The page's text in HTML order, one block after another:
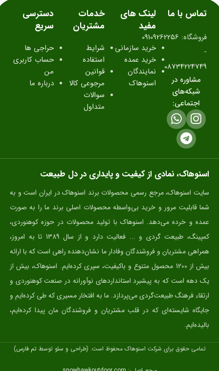
تماس با ما
فروشگاه: 09109262256
-
08734224749
مشاوره در
شبکه‌های
اجتماعی:
لینک های
مفید
خرید سازمانی
خرید عمده
نمایندگان
اسنوهاک
خدمات
مشتریان
شرایط
استفاده
قوانین
مرجوعی کالا
سوالات
متداول
دسترسی
سریع
حراجی ها
حساب کاربری
من
درباره ما
اسنوهاک، نمادی از کیفیت و پایداری در دل طبیعت
سایت اسنوهاک، مرجع رسمی محصولات برند اسنوهاک در ایران است و به
شما قابلیت مرور و خرید بی‌واسطه محصولات اصلی برند ما را به صورت
عمده و خرده می‌دهد. اسنوهاک با تولید محصولات در حوزه کوهنوردی،
کمپینگ، طبیعت گردی و ... فعالیت دارد و از سال 1389 تا به امروز،
همراهی مشتریان و فروشندگان وفادار ما نشان‌دهنده راهی است که با ارائه
بیش از 1200 محصول متنوع و باکیفیت، سپری کرده‌ایم. اسنوهاک، بیش از
یک دهه است که به پیشبرد استانداردهای نوآورانه در صنعت کوهنوردی و
ارتقاء فرهنگ طبیعت‌گردی می‌پردازد. ما به افتخار مسیری که طی کرده‌ایم و
جایگاه شایسته‌ای که در قلب مشتریان و فروشندگان مان پیدا کرده‌ایم،
بالیده‌ایم.
تمامی حقوق برای شرکت اسنوهاک محفوظ است. (طراحی و سئو توسطتم فارس)